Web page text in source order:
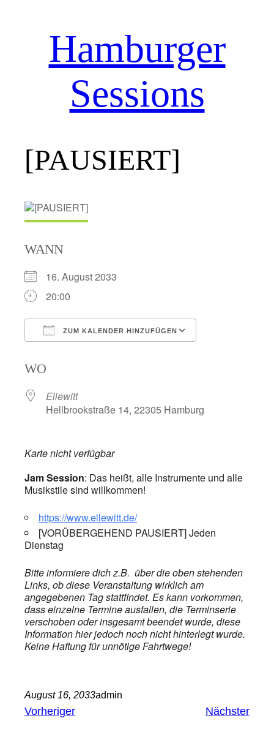
Hamburger
Sessions
[PAUSIERT]
WANN
16. August 2033
20:00
ZUM KALENDER HINZUFÜGEN
WO
Ellewitt
Hellbrookstraße 14, 22305 Hamburg
Karte nicht verfügbar
Jam Session: Das heißt, alle Instrumente und alle
Musikstile sind willkommen!
https://www.ellewitt.de/
[VORÜBERGEHEND PAUSIERT] Jeden
Dienstag
Bitte informiere dich z.B. über die oben stehenden
Links, ob diese Veranstaltung wirklich am
angegebenen Tag stattfindet. Es kann vorkommen,
dass einzelne Termine ausfallen, die Terminserie
verschoben oder insgesamt beendet wurde, diese
Information hier jedoch noch nicht hinterlegt wurde.
Keine Haftung für unnötige Fahrtwege!
August 16, 2033admin
Vorheriger Nächster